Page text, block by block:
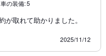
車の装備:5
取れて助かりました。
2025/11/12